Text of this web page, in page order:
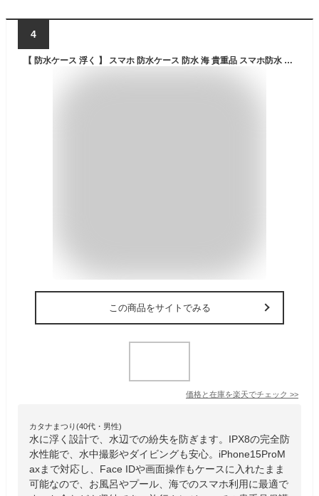
4
【 防水ケース 浮く 】 スマホ 防水ケース 防水 海 貴重品 スマホ防水 浮く iPhone 完全 防水 ケース 防水スマホケース 水中撮影 携帯 プール 操作可能 ダイビング お金収納 サーフィン 外出 旅行 水辺 Face ID 顔認証対応 お風呂 IPX8 iPhone16ProMax 全機種対応
この商品をサイトでみる
価格と在庫を楽天でチェック >>
カタナまつり(40代・男性)
水に浮く設計で、水辺での紛失を防ぎます。IPX8の完全防
水性能で、水中撮影やダイビングも安心。iPhone15ProM
axまで対応し、Face IDや画面操作もケースに入れたまま
可能なので、お風呂やプール、海でのスマホ利用に最適で